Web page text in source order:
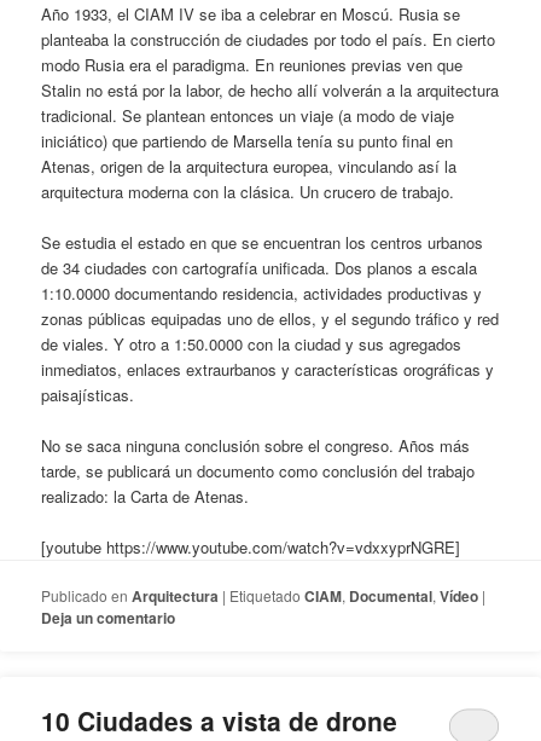
Año 1933, el CIAM IV se iba a celebrar en Moscú. Rusia se
planteaba la construcción de ciudades por todo el país. En cierto
modo Rusia era el paradigma. En reuniones previas ven que
Stalin no está por la labor, de hecho allí volverán a la arquitectura
tradicional. Se plantean entonces un viaje (a modo de viaje
iniciático) que partiendo de Marsella tenía su punto final en
Atenas, origen de la arquitectura europea, vinculando así la
arquitectura moderna con la clásica. Un crucero de trabajo.
Se estudia el estado en que se encuentran los centros urbanos
de 34 ciudades con cartografía unificada. Dos planos a escala
1:10.0000 documentando residencia, actividades productivas y
zonas públicas equipadas uno de ellos, y el segundo tráfico y red
de viales. Y otro a 1:50.0000 con la ciudad y sus agregados
inmediatos, enlaces extraurbanos y características orográficas y
paisajísticas.
No se saca ninguna conclusión sobre el congreso. Años más
tarde, se publicará un documento como conclusión del trabajo
realizado: la Carta de Atenas.
[youtube https://www.youtube.com/watch?v=vdxxyprNGRE]
Publicado en Arquitectura | Etiquetado CIAM, Documental,Vídeo |
Deja un comentario
10 Ciudades a vista de drone